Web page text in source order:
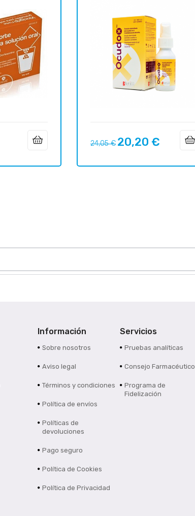
Precio
24,05 € Precio
20,20 €
Información
Sobre nosotros
Aviso legal
Términos y condiciones
Política de envíos
Políticas de
devoluciones
Pago seguro
Política de Cookies
Política de Privacidad
Servicios
Pruebas analíticas
Consejo Farmacéutico
Programa de
Fidelización